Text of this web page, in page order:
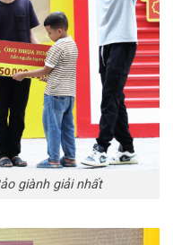
giành giải nhất